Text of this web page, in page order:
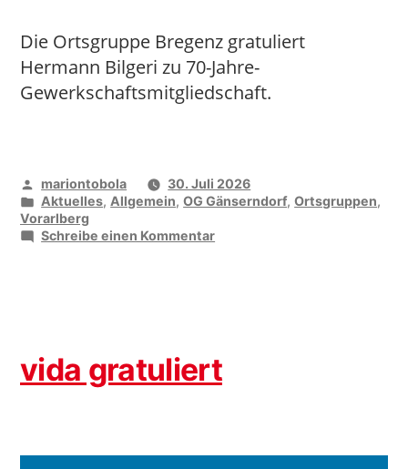
Die Ortsgruppe Bregenz gratuliert
Hermann Bilgeri zu 70-Jahre-
Gewerkschaftsmitgliedschaft.
Veröffentlicht
von
mariontobola
30. Juli 2026
Veröffentlicht
unter
Aktuelles, Allgemein,OG Gänserndorf,Ortsgruppen,
Vorarlberg
Schreibe einen Kommentarzu
vida gratuliert